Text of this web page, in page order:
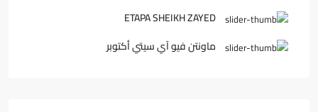
ETAPA SHEIKH ZAYED
ماونتن فيو آي سيتي أكتوبر